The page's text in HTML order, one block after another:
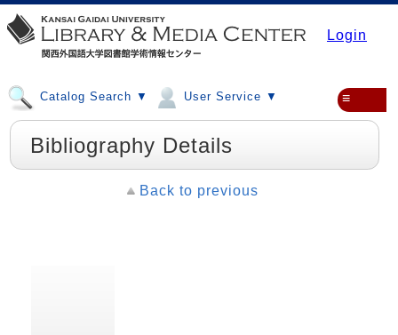
Login
Catalog Search ▼ User Service ▼ ≡
Bibliography Details
Back to previous